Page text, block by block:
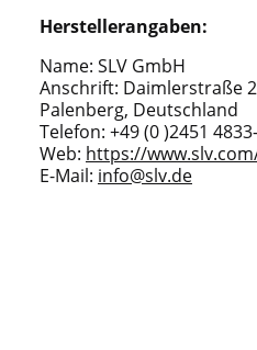
Herstellerangaben:
Name: SLV GmbH
Anschrift: Daimlerstraße
Palenberg, Deutschland
Telefon: +49 (0 )2451
Web: https://
E-Mail: info@slv.de